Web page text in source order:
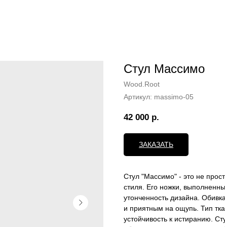
Стул Массимо
Wood.Root
Артикул: massimo-05
42 000 р.
ЗАКАЗАТЬ
Стул "Массимо" - это не
стиля. Его ножки,
утонченность дизайна.
и приятным на ощупь. Тип
устойчивость к истиранию.